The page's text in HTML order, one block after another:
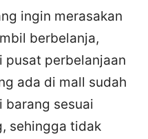
ingin merasakan
berbelanja,
pusat perbelanjaan
ada di mall sudah
barang sesuai
sehingga tidak